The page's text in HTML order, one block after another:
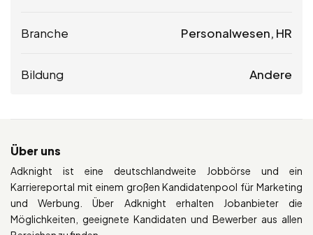
Branche Personalwesen, HR
Bildung Andere
Über uns
Adknight ist eine deutschlandweite Jobbörse und ein
Karriereportal mit einem großen Kandidatenpool für Marketing
und Werbung. Über Adknight erhalten Jobanbieter die
Möglichkeiten, geeignete Kandidaten und Bewerber aus allen